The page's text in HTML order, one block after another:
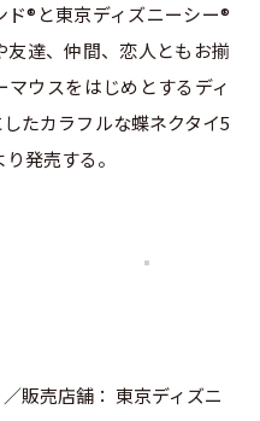
®と東京ディズニーシー®
達、仲間、恋人ともお揃
ウスをはじめとするディ
たカラフルな蝶ネクタイ5
発売する。
販売店舗： 東京ディズニ